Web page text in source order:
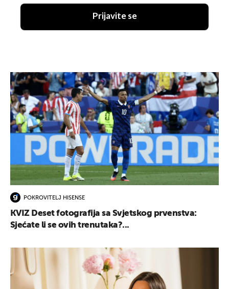
Prijavite se
POKROVITELJ HISENSE
KVIZ Deset fotografija sa Svjetskog prvenstva:
Sjećate li se ovih trenutaka?...